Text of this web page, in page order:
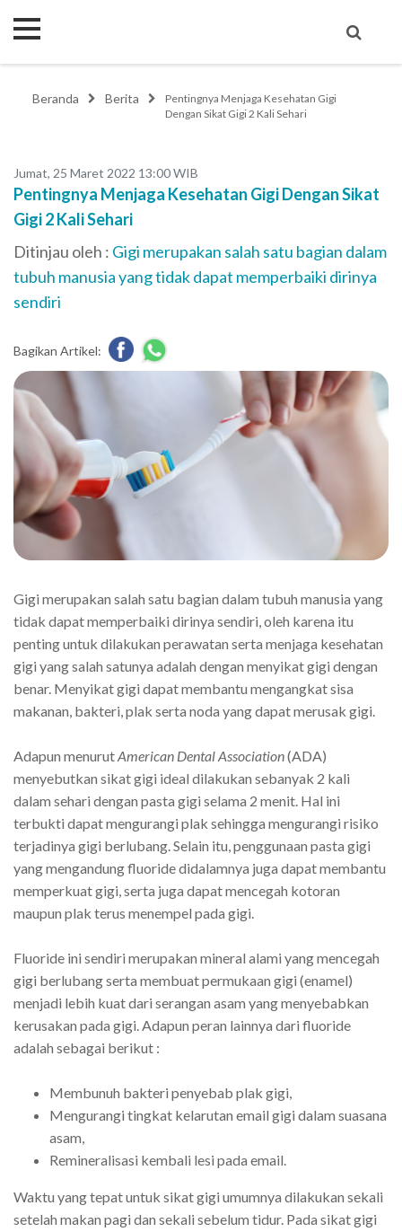
Beranda Berita
Pentingnya Menjaga Kesehatan Gigi
Dengan Sikat Gigi 2 Kali Sehari
Jumat, 25 Maret 2022 13:00 WIB
Pentingnya Menjaga Kesehatan Gigi Dengan Sikat
Gigi 2 Kali Sehari
Ditinjau oleh : Gigi merupakan salah satu bagian dalam
tubuh manusia yang tidak dapat memperbaiki dirinya
sendiri
Bagikan Artikel:
Gigi merupakan salah satu bagian dalam tubuh manusia yang
tidak dapat memperbaiki dirinya sendiri, oleh karena itu
penting untuk dilakukan perawatan serta menjaga kesehatan
gigi yang salah satunya adalah dengan menyikat gigi dengan
benar. Menyikat gigi dapat membantu mengangkat sisa
makanan, bakteri, plak serta noda yang dapat merusak gigi.
Adapun menurutAmerican Dental Association(ADA)
menyebutkan sikat gigi ideal dilakukan sebanyak 2 kali
dalam sehari dengan pasta gigi selama 2 menit. Hal ini
terbukti dapat mengurangi plak sehingga mengurangi risiko
terjadinya gigi berlubang. Selain itu, penggunaan pasta gigi
yang mengandung fluoride didalamnya juga dapat membantu
memperkuat gigi, serta juga dapat mencegah kotoran
maupun plak terus menempel pada gigi.
Fluoride ini sendiri merupakan mineral alami yang mencegah
gigi berlubang serta membuat permukaan gigi (enamel)
menjadi lebih kuat dari serangan asam yang menyebabkan
kerusakan pada gigi. Adapun peran lainnya dari fluoride
adalah sebagai berikut :
Membunuh bakteri penyebab plak gigi,
Mengurangi tingkat kelarutan email gigi dalam suasana
asam,
Remineralisasi kembali lesi pada email.
Waktu yang tepat untuk sikat gigi umumnya dilakukan sekali
setelah makan pagi dan sekali sebelum tidur. Pada sikat gigi